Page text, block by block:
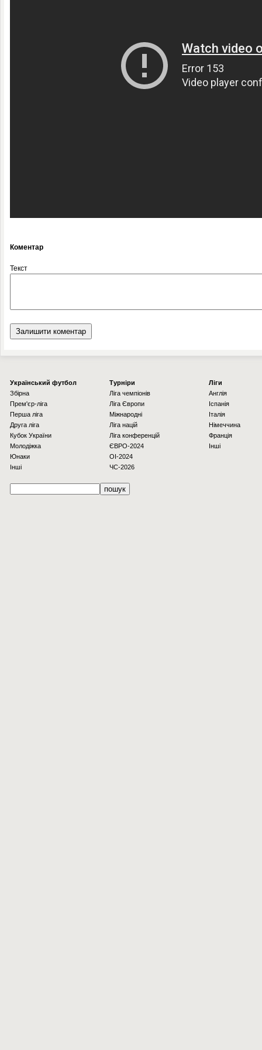
Коментар
Текст
Українcький футбол
Збірна
Прем'єр-ліга
Перша ліга
Друга ліга
Кубок України
Молодіжка
Юнаки
Інші
Турніри
Ліга чемпіонів
Ліга Європи
Міжнародні
Ліга націй
Ліга конференцій
ЄВРО-2024
OI-2024
ЧС-2026
Ліги
Англія
Іспанія
Італія
Німеччина
Франція
Інші